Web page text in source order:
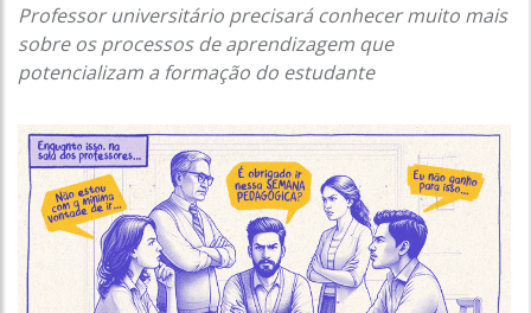
Professor universitário precisará conhecer muito mais
sobre os processos de aprendizagem que
potencializam a formação do estudante